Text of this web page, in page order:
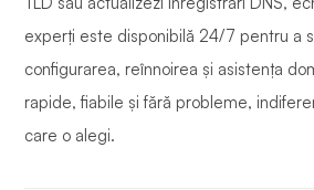
experți este disponibilă 24/7 pentru a
configurarea, reînnoirea și asistența
rapide, fiabile și fără probleme,
care o alegi.